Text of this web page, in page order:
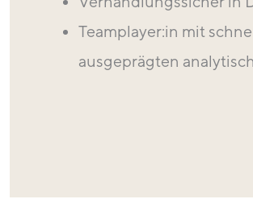
Teamplayer:in mit
ausgeprägten